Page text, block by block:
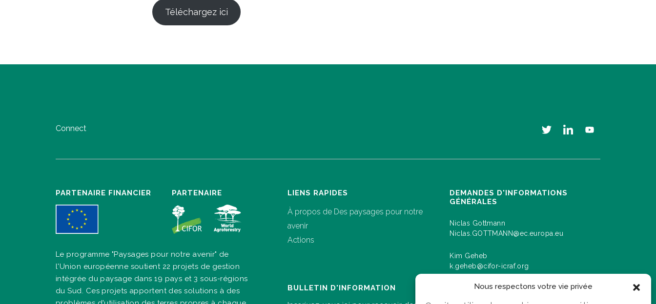
Nous respectons votre vie privée
Téléchargez ici
Connect
PARTENAIRE FINANCIER PARTENAIRE
Le programme "Paysages pour notre avenir" de
l'Union européenne soutient 22 projets de gestion
intégrée du paysage dans 19 pays et 3 sous-régions
du Sud. Ces projets apportent des solutions à des
LIENS RAPIDES
À propos de Des paysages pour notre
avenir
Actions
DEMANDES D'INFORMATIONS
GÉNÉRALES
Niclas Gottmann
Niclas.GOTTMANN@ec.europa.eu
Kim Geheb
k.geheb@cifor-icraf.org
BULLETIN D'INFORMATION